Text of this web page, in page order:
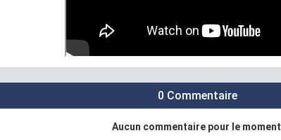
0 Commentaire
Aucun commentaire pour le moment